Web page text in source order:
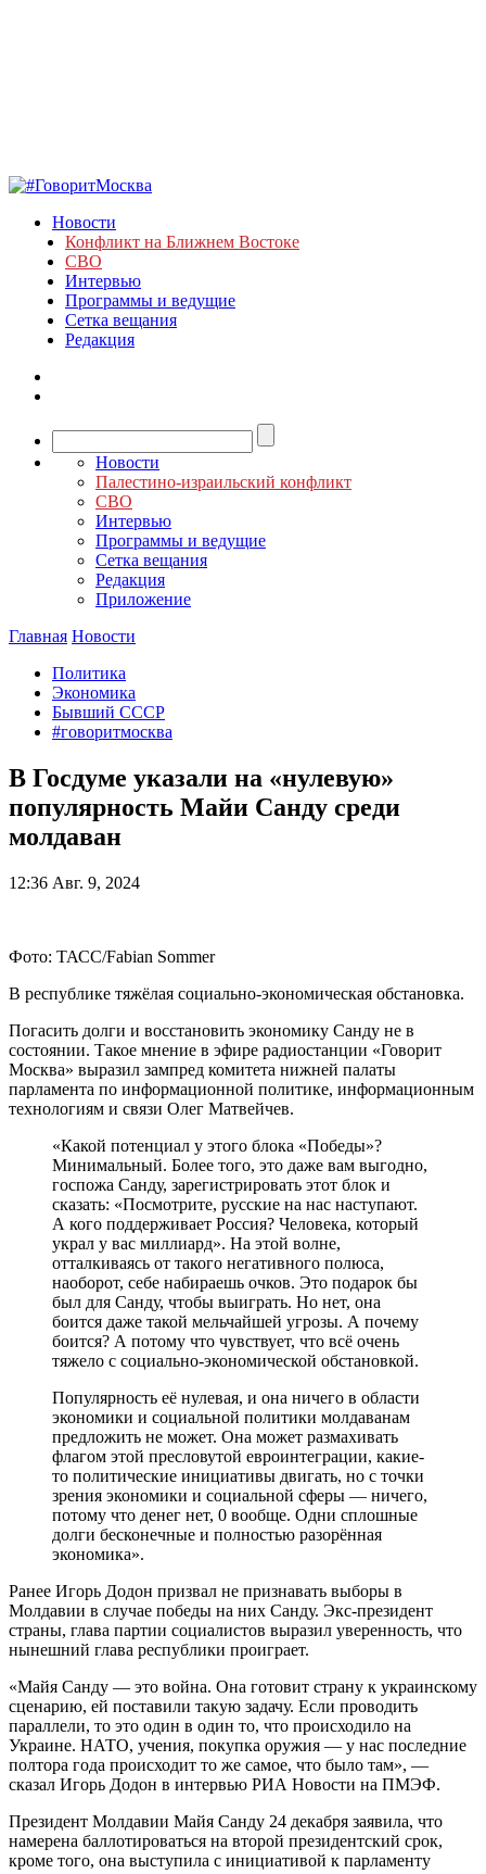
Новости
Конфликт на Ближнем Востоке
СВО
Интервью
Программы и ведущие
Сетка вещания
Редакция
Новости
Палестино-израильский конфликт
СВО
Интервью
Программы и ведущие
Сетка вещания
Редакция
Приложение
Главная Новости
Политика
Экономика
Бывший СССР
#говоритмосква
В Госдуме указали на «нулевую»
популярность Майи Санду среди
молдаван
12:36 Авг. 9, 2024
Фото: ТАСС/Fabian Sommer
В республике тяжёлая социально-экономическая обстановка.
Погасить долги и восстановить экономику Санду не в
состоянии. Такое мнение в эфире радиостанции «Говорит
Москва» выразил зампред комитета нижней палаты
парламента по информационной политике, информационным
технологиям и связи Олег Матвейчев.
«Какой потенциал у этого блока «Победы»?
Минимальный. Более того, это даже вам выгодно,
госпожа Санду, зарегистрировать этот блок и
сказать: «Посмотрите, русские на нас наступают.
А кого поддерживает Россия? Человека, который
украл у вас миллиард». На этой волне,
отталкиваясь от такого негативного полюса,
наоборот, себе набираешь очков. Это подарок бы
был для Санду, чтобы выиграть. Но нет, она
боится даже такой мельчайшей угрозы. А почему
боится? А потому что чувствует, что всё очень
тяжело с социально-экономической обстановкой.
Популярность её нулевая, и она ничего в области
экономики и социальной политики молдаванам
предложить не может. Она может размахивать
флагом этой пресловутой евроинтеграции, какие-
то политические инициативы двигать, но с точки
зрения экономики и социальной сферы — ничего,
потому что денег нет, 0 вообще. Одни сплошные
долги бесконечные и полностью разорённая
экономика».
Ранее Игорь Додон призвал не признавать выборы в
Молдавии в случае победы на них Санду. Экс-президент
страны, глава партии социалистов выразил уверенность, что
нынешний глава республики проиграет.
«Майя Санду — это война. Она готовит страну к украинскому
сценарию, ей поставили такую задачу. Если проводить
параллели, то это один в один то, что происходило на
Украине. НАТО, учения, покупка оружия — у нас последние
полтора года происходит то же самое, что было там», —
сказал Игорь Додон в интервью РИА Новости на ПМЭФ.
Президент Молдавии Майя Санду 24 декабря заявила, что
намерена баллотироваться на второй президентский срок,
кроме того, она выступила с инициативой к парламенту